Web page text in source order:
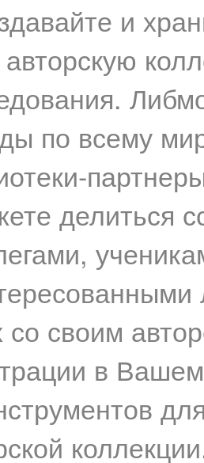
и
авторскую
по всему
делиться
со своим
в